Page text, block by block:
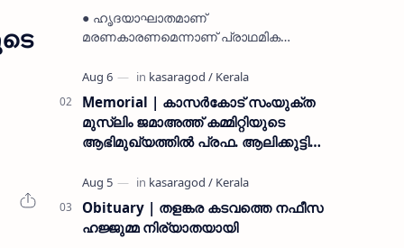
● ഹൃദയാഘാതമാണ്
മരണകാരണമെന്നാണ് പ്രാഥമിക
കമ്യൂണിസ്റ്റ് പ്രവർത്തകരായ
രാമൻ്റെയും ചിരുതേയിയുടെയും
മകളാണ് ● വിവരമറിഞ്ഞ് ജനപ്ര…
Memorial | കാസർകോട് സംയുക്ത
മുസ്ലിം ജമാഅത്ത് കമ്മിറ്റിയുടെ
ആഭിമുഖ്യത്തിൽ പ്രഫ. ആലിക്കുട്ടി
Obituary | തളങ്കര കടവത്തെ നഫീസ
ഹജ്ജുമ്മ നിര്യാതയായി